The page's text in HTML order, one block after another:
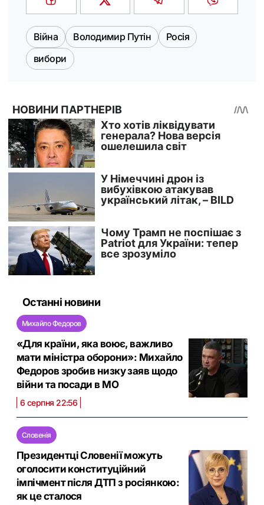
Війна Володимир Путін
Росія
вибори
Останні новини
Михайло Федоров
«Для країни, яка воює, важливо
мати міністра оборони»: Михайло
Федоров зробив низку заяв щодо
війни та посади в МО
6 серпня 22:56
Словенія
Президентці Словенії можуть
оголосити конституційний
імпічмент після ДТП з росіянкою:
як це сталося